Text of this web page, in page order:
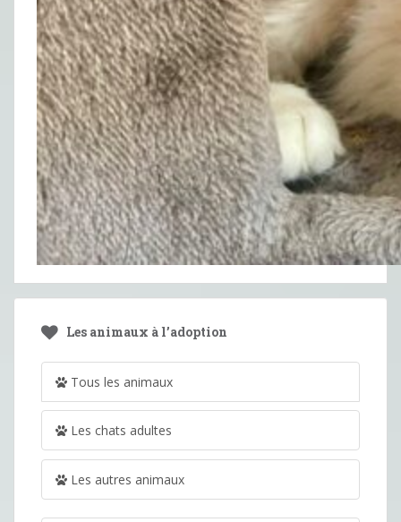
Les animaux à l’adoption
Tous les animaux
Les chats adultes
Les autres animaux